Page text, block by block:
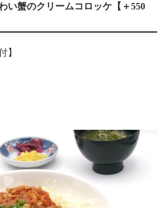
い蟹のクリームコロッケ【＋550
】